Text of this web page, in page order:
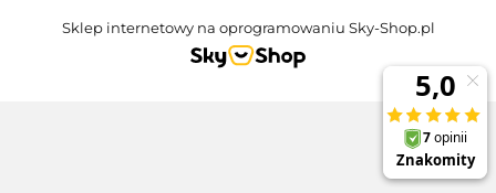
Sklep internetowy na oprogramowaniu Sky-Shop.pl